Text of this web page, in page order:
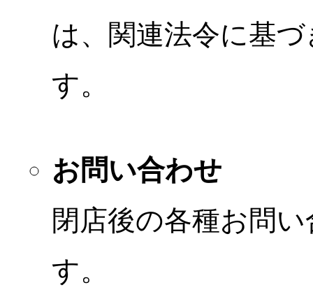
は、関連法令に基
す。
お問い合わせ
閉店後の各種お問
す。